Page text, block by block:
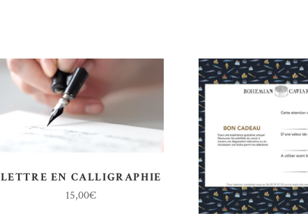
LETTRE EN CALLIGRAPHIE
15,00€